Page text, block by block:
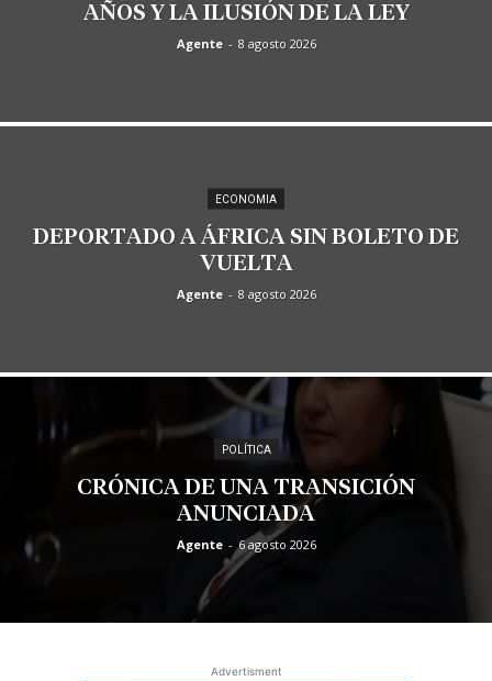
AÑOS Y LA ILUSIÓN DE LA LEY
Agente - 8 agosto 2026
ECONOMIA
DEPORTADO A ÁFRICA SIN BOLETO DE
VUELTA
Agente - 8 agosto 2026
POLÍTICA
CRÓNICA DE UNA TRANSICIÓN
ANUNCIADA
Agente - 6 agosto 2026
Advertisment